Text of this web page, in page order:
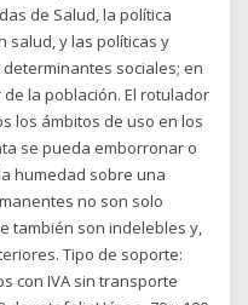
de Salud, la política
salud, y las políticas y
sociales; en
la población. El rotulador
los ámbitos de uso en los
se pueda emborronar o
humedad sobre una
no son solo
también son indelebles y,
Tipo de soporte:
con IVA sin transporte